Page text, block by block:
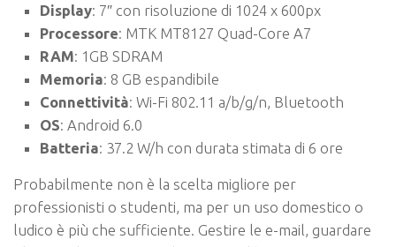
Display: 7″ con risoluzione di 1024 x 600px
Processore: MTK MT8127 Quad-Core A7
RAM: 1GB SDRAM
Memoria: 8 GB espandibile
Connettività: Wi-Fi 802.11 a/b/g/n, Bluetooth
OS: Android 6.0
Batteria: 37.2 W/h con durata stimata di 6 ore
Probabilmente non è la scelta migliore per
professionisti o studenti, ma per un uso domestico o
ludico è più che sufficiente. Gestire le e-mail, guardare